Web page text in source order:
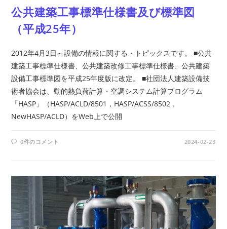
公共建築工事標準仕様書及び標準図
（平成25年）
2012年4月3日～設備の情報に関する・トピックスです。 ■公共
建築工事標準仕様書、公共建築改修工事標準仕様書、公共建築
設備工事標準図を平成25年度版に改定。 ■社団法人建築設備技
術者協会は、動的熱負荷計算・空調システム計算プログラム
「HASP」（HASP/ACLD/8501，HASP/ACSS/8502，
NewHASP/ACLD）をWeb上で公開
0件のコメント 2024-02-23